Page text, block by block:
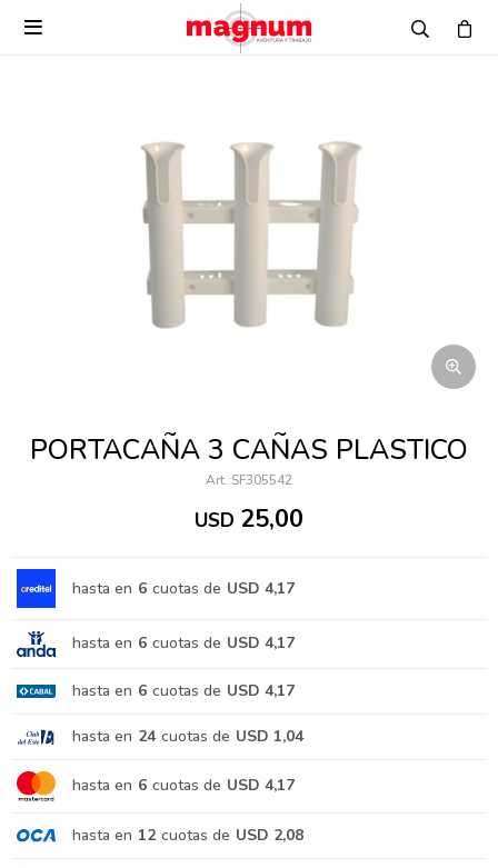

PORTACAÑA 3 CAÑAS PLASTICO
SF305542
USD 25,00
hasta en 6 cuotas de USD 4,17
hasta en 6 cuotas de USD 4,17
hasta en 6 cuotas de USD 4,17
hasta en 24 cuotas de USD 1,04
hasta en 6 cuotas de USD 4,17
hasta en 12 cuotas de USD 2,08